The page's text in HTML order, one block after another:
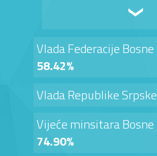
Vlada Federacije
58.42%
Vlada Republike Srpske
Vijeće minsitara
74.90%